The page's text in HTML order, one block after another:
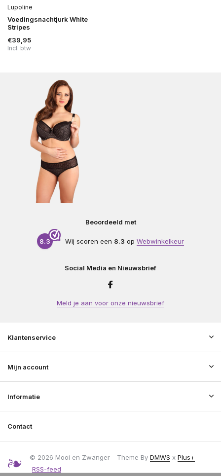
Lupoline
Voedingsnachtjurk White
Stripes
€39,95
Incl. btw
Beoordeeld met
8.3 Wij scoren een 8.3 op Webwinkelkeur
Social Media en Nieuwsbrief
Meld je aan voor onze nieuwsbrief
Klantenservice
Mijn account
Informatie
Contact
© 2026 Mooi en Zwanger - Theme By DMWS x Plus+
RSS-feed